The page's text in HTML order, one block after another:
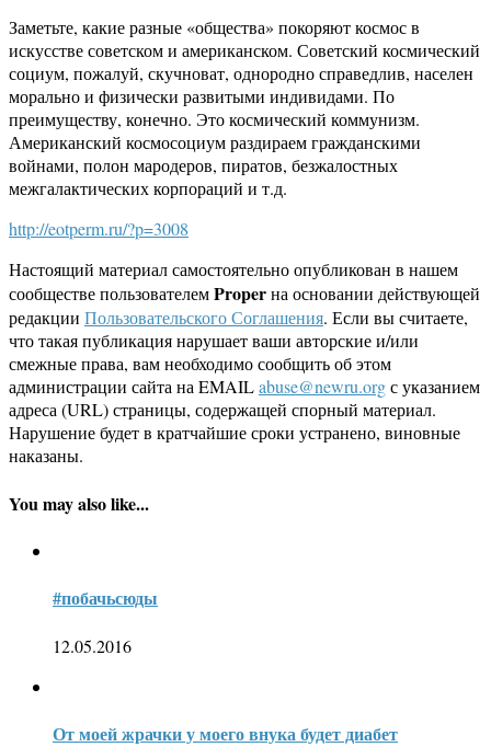
Заметьте, какие разные «общества» покоряют космос в
искусстве советском и американском. Советский космический
социум, пожалуй, скучноват, однородно справедлив, населен
морально и физически развитыми индивидами. По
преимуществу, конечно. Это космический коммунизм.
Американский космосоциум раздираем гражданскими
войнами, полон мародеров, пиратов, безжалостных
межгалактических корпораций и т.д.
http://eotperm.ru/?p=3008
Настоящий материал самостоятельно опубликован в нашем
сообществе пользователемProperна основании действующей
редакции Пользовательского Соглашения. Если вы считаете,
что такая публикация нарушает ваши авторские и/или
смежные права, вам необходимо сообщить об этом
администрации сайта на EMAILabuse@newru.orgс указанием
адреса (URL) страницы, содержащей спорный материал.
Нарушение будет в кратчайшие сроки устранено, виновные
наказаны.
You may also like...
#побачьсюды
12.05.2016
От моей жрачки у моего внука будет диабет